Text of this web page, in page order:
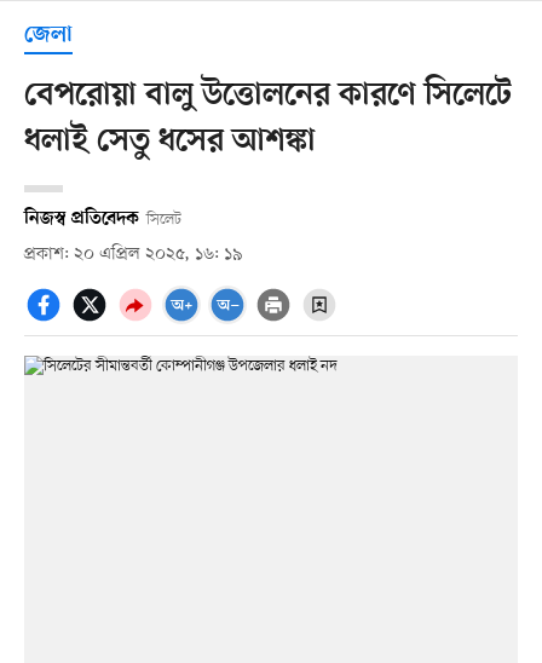
জেলা
বেপরোয়া বালু উত্তোলনের কারণে সিলেটে
ধলাই সেতু ধসের আশঙ্কা
নিজস্ব প্রতিবেদক সিলেট
প্রকাশ: ২০ এপ্রিল ২০২৫, ১৬: ১৯